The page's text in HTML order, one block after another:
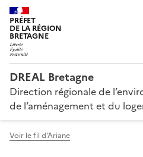
PRÉFET
DE LA RÉGION
BRETAGNE
DREAL Bretagne
Direction régionale de
de l’aménagement et du
Voir le fil d'Ariane